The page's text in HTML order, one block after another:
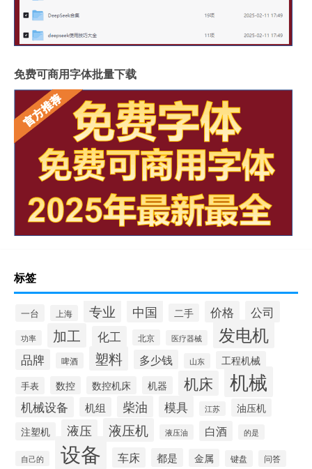
免费可商用字体批量下载
标签
一台 上海 专业 中国 二手 价格 公司
功率 加工 化工 北京 医疗器械 发电机
品牌 啤酒 塑料 多少钱 山东 工程机械
手表 数控 数控机床 机器 机床 机械
机械设备 机组 柴油 模具 江苏
油压机
注塑机
液压 液压机 液压油 白酒 的是
自己的 设备 车床 都是 金属 键盘 问答